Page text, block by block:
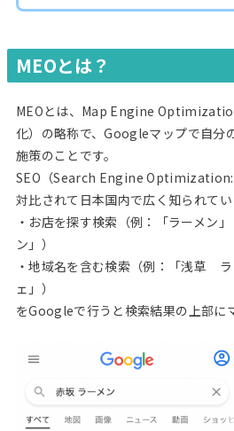
MEOとは？
MEOとは、Map Engine
化）の略称で、Googleマップで自分
施策のことです。
SEO（Search Engine Optimization:
対比されて日本国内で広く知られてい
・お店を探す検索（例：「ラーメン
ン」）
・地域名を含む検索（例：「浅草
ェ」）
をGoogleで行うと検索結果の上部に